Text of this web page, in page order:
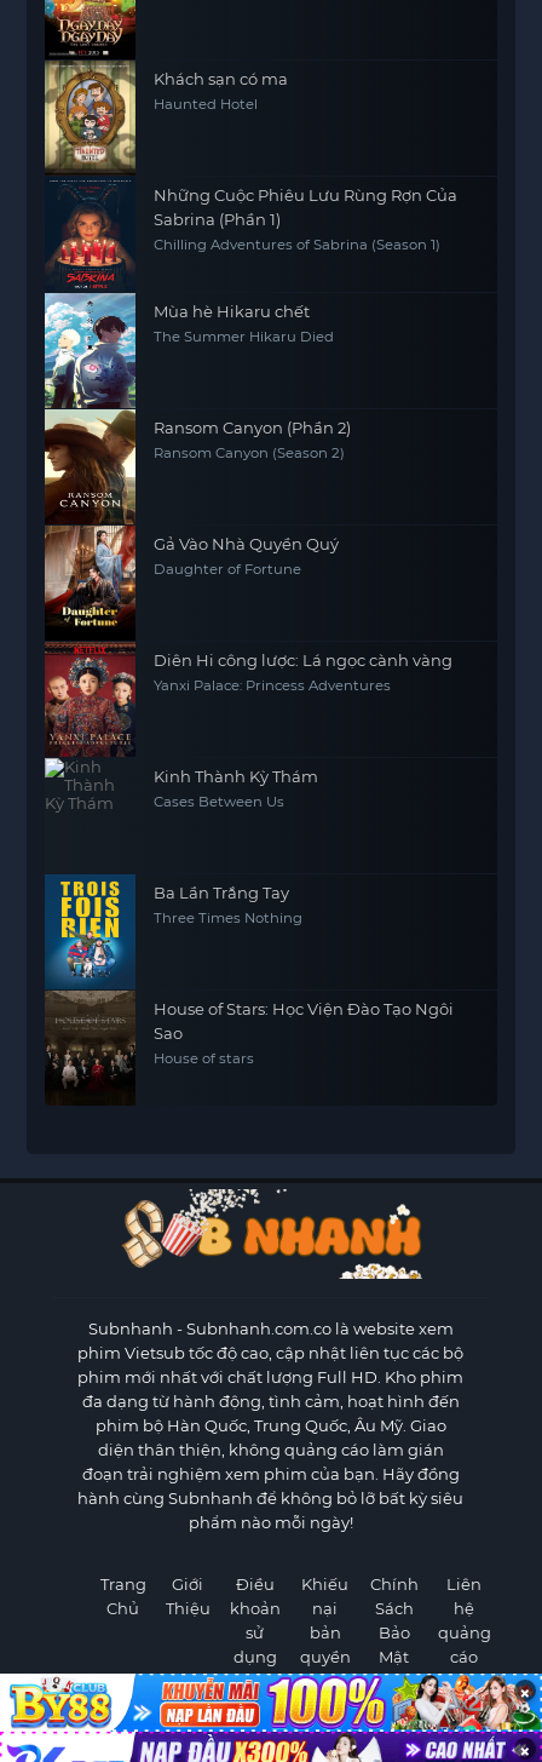
Khách sạn có ma
Haunted Hotel
Những Cuộc Phiêu Lưu Rùng Rợn Của
Sabrina (Phần 1)
Chilling Adventures of Sabrina (Season 1)
Mùa hè Hikaru chết
The Summer Hikaru Died
Ransom Canyon (Phần 2)
Ransom Canyon (Season 2)
Gả Vào Nhà Quyền Quý
Daughter of Fortune
Diên Hi công lược: Lá ngọc cành vàng
Yanxi Palace: Princess Adventures
Kinh Thành Kỳ Thám
Cases Between Us
Ba Lần Trắng Tay
Three Times Nothing
House of Stars: Học Viện Đào Tạo Ngôi
Sao
House of stars
Subnhanh - Subnhanh.com.co là website xem
phim Vietsub tốc độ cao, cập nhật liên tục các bộ
phim mới nhất với chất lượng Full HD. Kho phim
đa dạng từ hành động, tình cảm, hoạt hình đến
phim bộ Hàn Quốc, Trung Quốc, Âu Mỹ. Giao
diện thân thiện, không quảng cáo làm gián
đoạn trải nghiệm xem phim của bạn. Hãy đồng
hành cùng Subnhanh để không bỏ lỡ bất kỳ siêu
phẩm nào mỗi ngày!
Trang
Chủ
Giới
Thiệu
Điều
khoản
sử
dụng
Khiếu
nại
bản
quyền
Chính
Sách
Bảo
Mật
Liên
hệ
quảng
cáo
×
×